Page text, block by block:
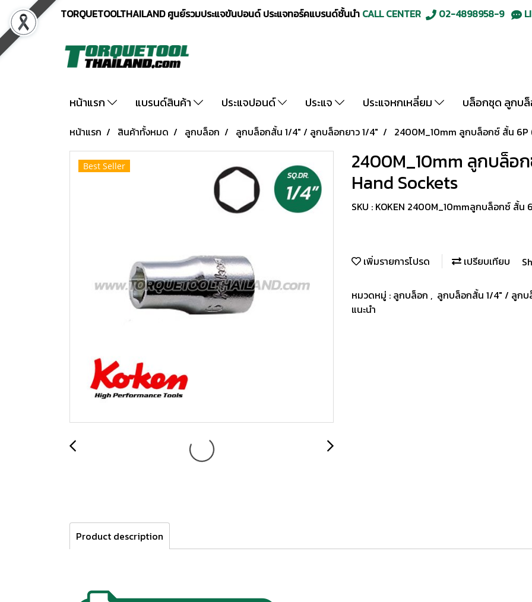
TORQUETOOLTHAILAND ศูนย์รวมประแจขันปอนด์ ประแจทอร์คแบรนด์ชั้นนำ CALL CENTER 02-4898958-9
หน้าแรก แบรนด์สินค้า ประแจปอนด์ ประแจ ประแจหกเหลี่ยม บล็อกชุด ลูกบ
หน้าแรก สินค้าทั้งหมด ลูกบล็อก ลูกบล็อกสั้น 1/4" / ลูกบล็อกยาว 1/4" 2400M_10mm ลูกบล็อกซ์ สั้น 6P
Best Seller
2400M_10mm ลูกบล็อก
Hand Sockets
SKU : KOKEN 2400M_10mmลูกบล็อกซ์ สั้น
เพิ่มรายการโปรด เปรียบเทียบ
หมวดหมู่ : ลูกบล็อก , ลูกบล็อกสั้น 1/4" / ลูกบ
แนะนำ
Product description